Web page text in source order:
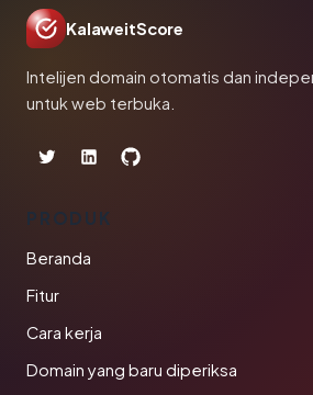
KalaweitScore
Intelijen domain otomatis dan
untuk web terbuka.
PRODUK
Beranda
Fitur
Cara kerja
Domain yang baru diperiksa